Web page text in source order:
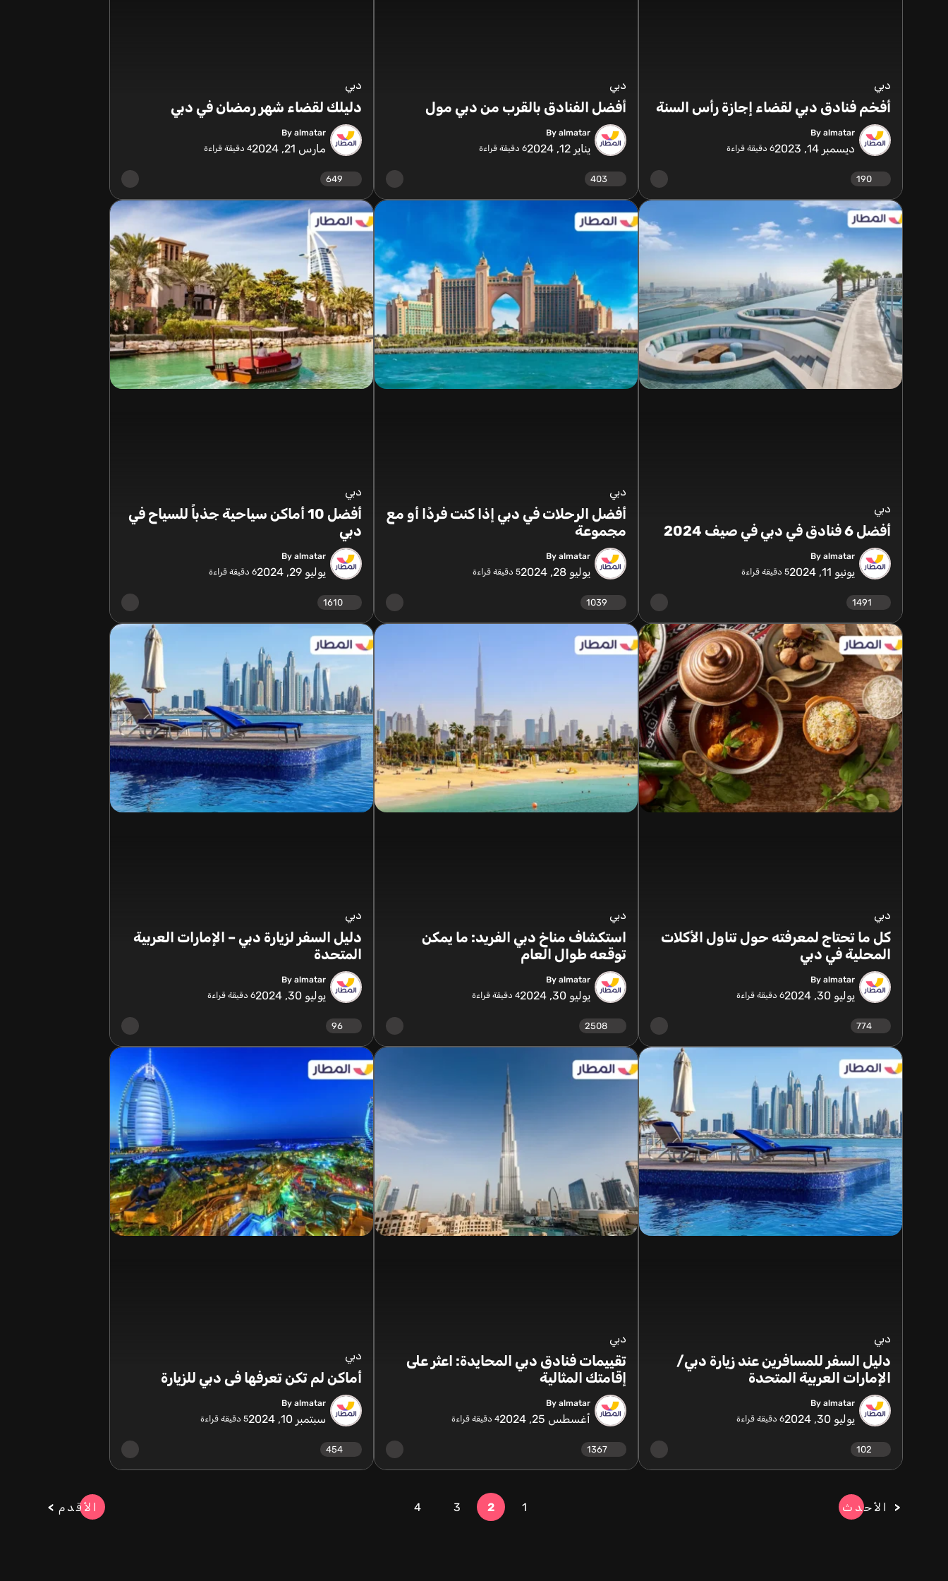
دبي
أفخم فنادق دبي لقضاء إجازة رأس السنة
By almatar
ديسمبر 14, 2023 6 دقيقة قراءة
190
دبي
أفضل الفنادق بالقرب من دبي مول
By almatar
يناير 12, 2024 6دقيقة قراءة
403
دبي
دليلك لقضاء شهر رمضان في دبي
By almatar
مارس 21, 2024 4دقيقة قراءة
دبي
أفضل 6 فنادق في دبي في صيف 2024
By almatar
يونيو 11, 2024 5 دقيقة قراءة
دبي
أفضل الرحلات في دبي إذا كنت فردًا أو مع
مجموعة
By almatar
يوليو 28, 2024 5دقيقة قراءة
دبي
أفضل 10 أماكن سياحية جذباً للسياح في
دبي
By almatar
يوليو 29, 2024 6دقيقة قراءة
1610
دبي
كل ما تحتاج لمعرفته حول تناول الأكلات
المحلية في دبي
By almatar
يوليو 30, 2024 6 دقيقة قراءة
774
دبي
استكشاف مناخ دبي الفريد: ما يمكن
توقعه طوال العام
By almatar
يوليو 30, 2024 4دقيقة قراءة
2508
دبي
دليل السفر لزيارة دبي – الإمارات العربية
المتحدة
By almatar
يوليو 30, 2024 6دقيقة قراءة
96
دبي
دليل السفر للمسافرين عند زيارة دبي/
الإمارات العربية المتحدة
By almatar
يوليو 30, 2024 6 دقيقة قراءة
دبي
تقييمات فنادق دبي المحايدة: اعثر على
إقامتك المثالية
By almatar
أغسطس 25, 2024 4دقيقة قراءة
1367
دبي
أماكن لم تكن تعرفها فى دبي للزيارة
By almatar
سبتمبر 10, 2024 5دقيقة قراءة
454
الأحدث 1
2
3
4 الأقدم